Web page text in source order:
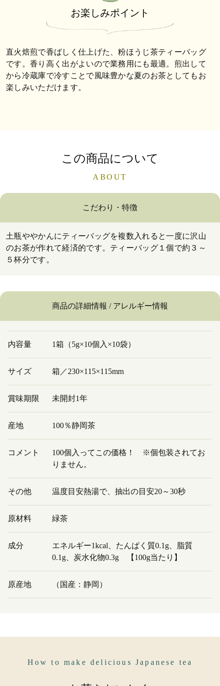
お楽しみポイント
直火焙煎で香ばしく仕上げた、粉ほうじ茶ティーバッグ
です。香り高く出がよいので業務用にも最適。煎出して
から冷蔵庫で冷すことで風味豊かな夏のお茶としてもお
楽しみいただけます。
この商品について
ABOUT
こだわり・特徴
土瓶ややかんにティーバッグを複数入れると一度に沢山
のお茶が作れて経済的です。ティーバッグ１個で約３～
５杯分です。
商品の詳細情報 / アレルギー情報
内容量 1箱（5g×10個入×10袋）
サイズ 箱／230×115×115mm
賞味期限 未開封1年
産地 100％静岡茶
コメント
100個入ってこの価格！ ※個包装されてお
りません。
その他 温度目安熱湯で、抽出の目安20～30秒
原材料 緑茶
成分
エネルギー1kcal、たんぱく質0.1g、脂質
0.1g、炭水化物0.3g 【100g当たり】
原産地 （国産：静岡）
How to make delicious Japanese tea